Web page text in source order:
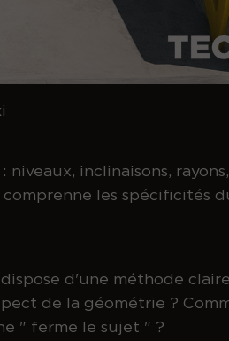
inclinaisons,
les spécificités
d'une méthode
de la géométrie ?
" ferme le sujet " ?